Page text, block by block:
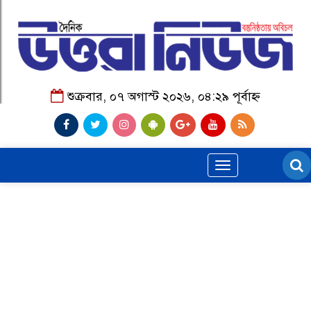
শুক্রবার, ০৭ অগাস্ট ২০২৬, ০৪:২৯ পূর্বাহ্ন
Toggle
navigation